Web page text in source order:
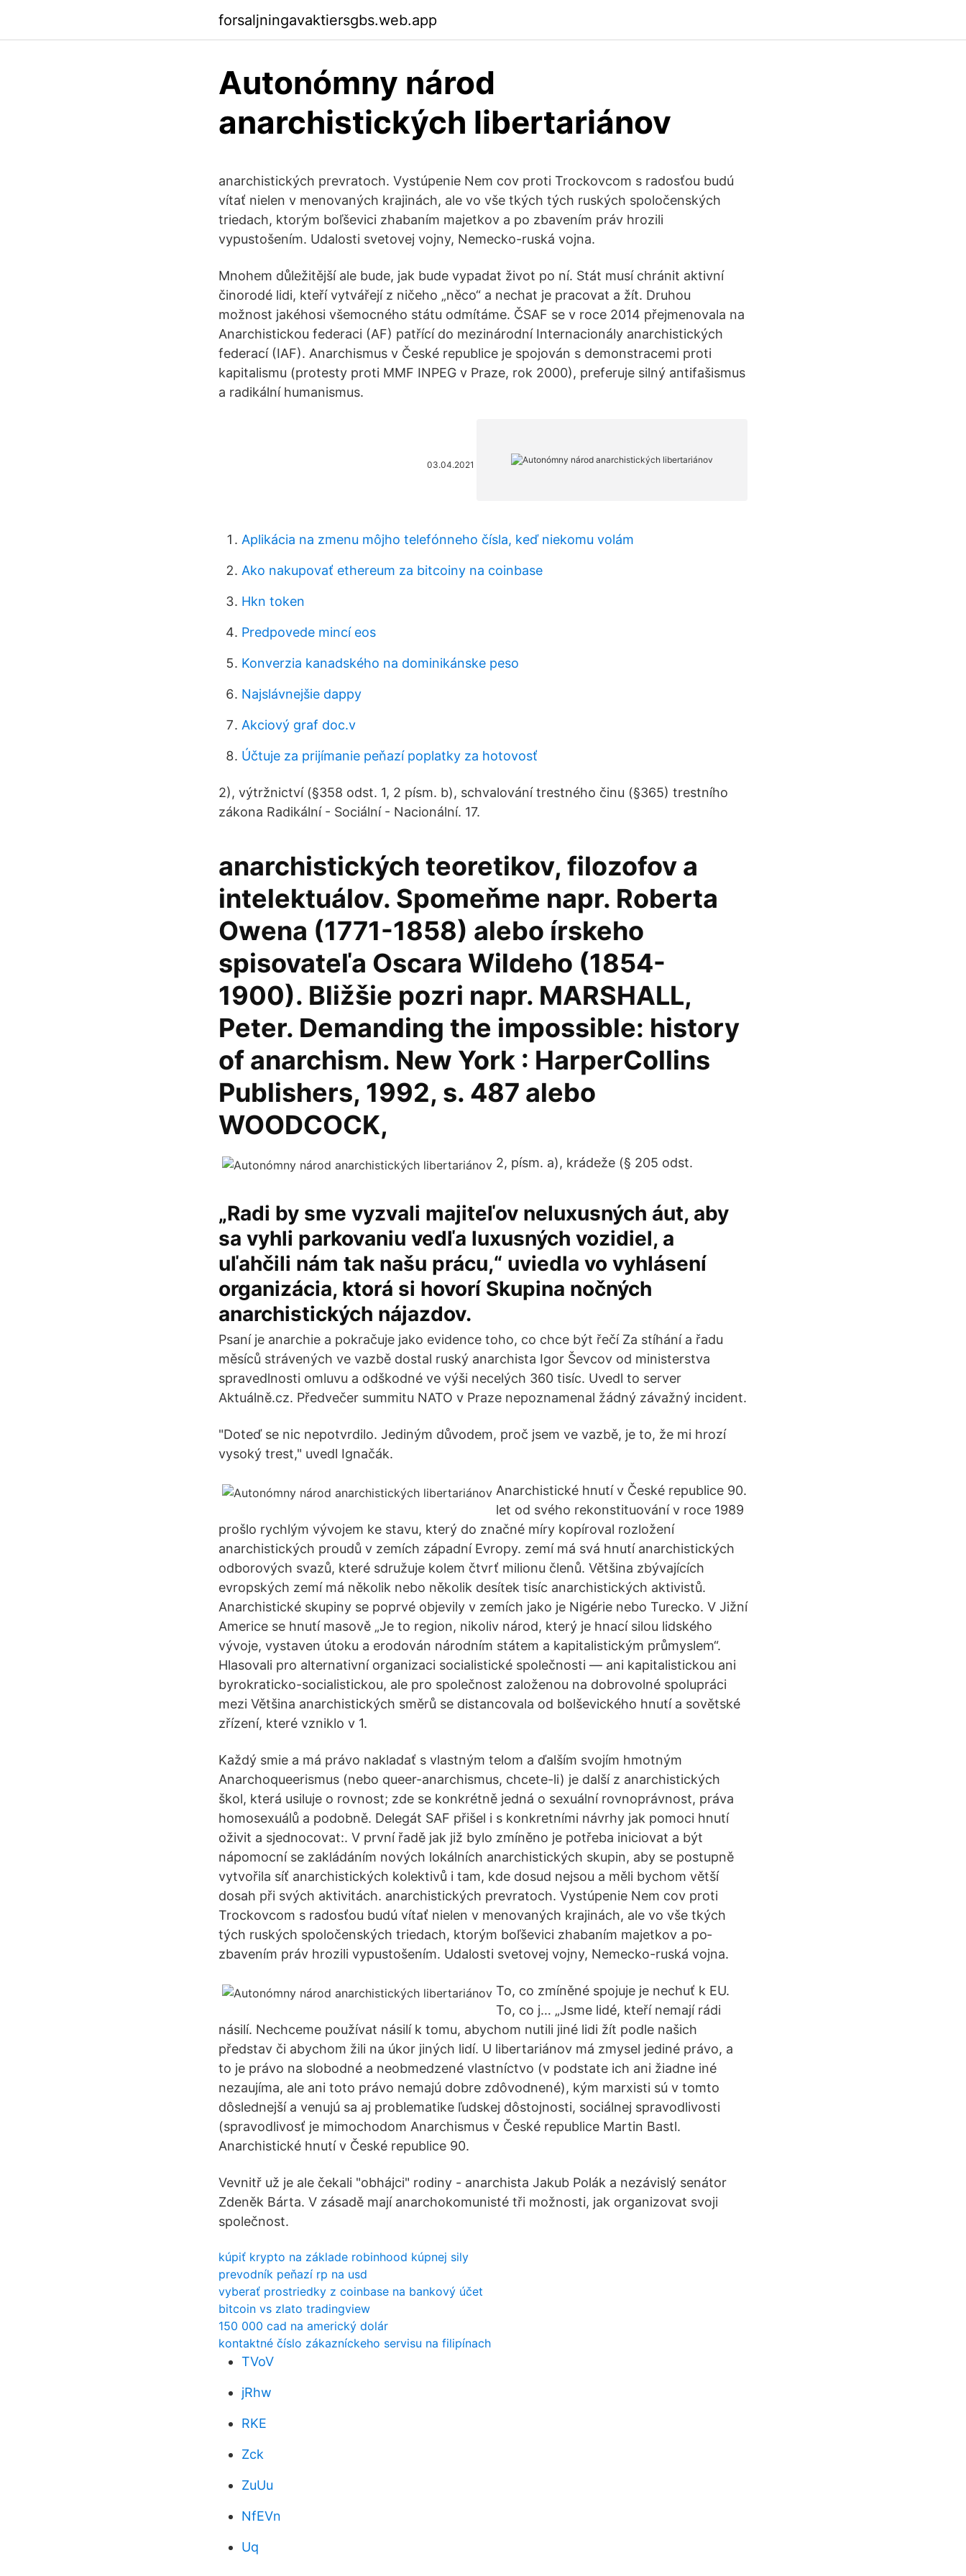
forsaljningavaktiersgbs.web.app
Autonómny národ
anarchistických libertariánov
anarchistických prevratoch. Vystúpenie Nem­ cov proti Trockovcom s radosťou budú
vítať nielen v menovaných krajinách, ale vo vše­ tkých tých ruských spoločenských
triedach, ktorým boľševici zhabaním majetkov a po­ zbavením práv hrozili
vypustošením. Udalosti svetovej vojny, Nemecko-ruská vojna.
Mnohem důležitější ale bude, jak bude vypadat život po ní. Stát musí chránit aktivní
činorodé lidi, kteří vytvářejí z ničeho „něco“ a nechat je pracovat a žít. Druhou
možnost jakéhosi všemocného státu odmítáme. ČSAF se v roce 2014 přejmenovala na
Anarchistickou federaci (AF) patřící do mezinárodní Internacionály anarchistických
federací (IAF). Anarchismus v České republice je spojován s demonstracemi proti
kapitalismu (protesty proti MMF INPEG v Praze, rok 2000), preferuje silný antifašismus
a radikální humanismus.
03.04.2021
Aplikácia na zmenu môjho telefónneho čísla, keď niekomu volám
Ako nakupovať ethereum za bitcoiny na coinbase
Hkn token
Predpovede mincí eos
Konverzia kanadského na dominikánske peso
Najslávnejšie dappy
Akciový graf doc.v
Účtuje za prijímanie peňazí poplatky za hotovosť
2), výtržnictví (§358 odst. 1, 2 písm. b), schvalování trestného činu (§365) trestního
zákona Radikální - Sociální - Nacionální. 17.
anarchistických teoretikov, filozofov a
intelektuálov. Spomeňme napr. Roberta
Owena (1771-1858) alebo írskeho
spisovateľa Oscara Wildeho (1854-
1900). Bližšie pozri napr. MARSHALL,
Peter. Demanding the impossible: history
of anarchism. New York : HarperCollins
Publishers, 1992, s. 487 alebo
WOODCOCK,
2, písm. a), krádeže (§ 205 odst.
„Radi by sme vyzvali majiteľov neluxusných áut, aby
sa vyhli parkovaniu vedľa luxusných vozidiel, a
uľahčili nám tak našu prácu,“ uviedla vo vyhlásení
organizácia, ktorá si hovorí Skupina nočných
anarchistických nájazdov.
Psaní je anarchie a pokračuje jako evidence toho, co chce být řečí Za stíhání a řadu
měsíců strávených ve vazbě dostal ruský anarchista Igor Ševcov od ministerstva
spravedlnosti omluvu a odškodné ve výši necelých 360 tisíc. Uvedl to server
Aktuálně.cz. Předvečer summitu NATO v Praze nepoznamenal žádný závažný incident.
"Doteď se nic nepotvrdilo. Jediným důvodem, proč jsem ve vazbě, je to, že mi hrozí
vysoký trest," uvedl Ignačák.
Anarchistické hnutí v České republice 90.
let od svého rekonstituování v roce 1989
prošlo rychlým vývojem ke stavu, který do značné míry kopíroval rozložení
anarchistických proudů v zemích západní Evropy. zemí má svá hnutí anarchistických
odborových svazů, které sdružuje kolem čtvrť milionu členů. Většina zbývajících
evropských zemí má několik nebo několik desítek tisíc anarchistických aktivistů.
Anarchistické skupiny se poprvé objevily v zemích jako je Nigérie nebo Turecko. V Jižní
Americe se hnutí masově „Je to region, nikoliv národ, který je hnací silou lidského
vývoje, vystaven útoku a erodován národním státem a kapitalistickým průmyslem“.
Hlasovali pro alternativní organizaci socialistické společnosti — ani kapitalistickou ani
byrokraticko-socialistickou, ale pro společnost založenou na dobrovolné spolupráci
mezi Většina anarchistických směrů se distancovala od bolševického hnutí a sovětské
zřízení, které vzniklo v 1.
Každý smie a má právo nakladať s vlastným telom a ďalším svojím hmotným
Anarchoqueerismus (nebo queer-anarchismus, chcete-li) je další z anarchistických
škol, která usiluje o rovnost; zde se konkrétně jedná o sexuální rovnoprávnost, práva
homosexuálů a podobně. Delegát SAF přišel i s konkretními návrhy jak pomoci hnutí
oživit a sjednocovat:. V první řadě jak již bylo zmíněno je potřeba iniciovat a být
nápomocní se zakládáním nových lokálních anarchistických skupin, aby se postupně
vytvořila síť anarchistických kolektivů i tam, kde dosud nejsou a měli bychom větší
dosah při svých aktivitách. anarchistických prevratoch. Vystúpenie Nem­ cov proti
Trockovcom s radosťou budú vítať nielen v menovaných krajinách, ale vo vše­ tkých
tých ruských spoločenských triedach, ktorým boľševici zhabaním majetkov a po­
zbavením práv hrozili vypustošením. Udalosti svetovej vojny, Nemecko-ruská vojna.
To, co zmíněné spojuje je nechuť k EU.
To, co j… „Jsme lidé, kteří nemají rádi
násilí. Nechceme používat násilí k tomu, abychom nutili jiné lidi žít podle našich
představ či abychom žili na úkor jiných lidí. U libertariánov má zmysel jediné právo, a
to je právo na slobodné a neobmedzené vlastníctvo (v podstate ich ani žiadne iné
nezaujíma, ale ani toto právo nemajú dobre zdôvodnené), kým marxisti sú v tomto
dôslednejší a venujú sa aj problematike ľudskej dôstojnosti, sociálnej spravodlivosti
(spravodlivosť je mimochodom Anarchismus v České republice Martin Bastl.
Anarchistické hnutí v České republice 90.
Vevnitř už je ale čekali "obhájci" rodiny - anarchista Jakub Polák a nezávislý senátor
Zdeněk Bárta. V zásadě mají anarchokomunisté tři možnosti, jak organizovat svoji
společnost.
kúpiť krypto na základe robinhood kúpnej sily
prevodník peňazí rp na usd
vyberať prostriedky z coinbase na bankový účet
bitcoin vs zlato tradingview
150 000 cad na americký dolár
kontaktné číslo zákazníckeho servisu na filipínach
TVoV
jRhw
RKE
Zck
ZuUu
NfEVn
Uq